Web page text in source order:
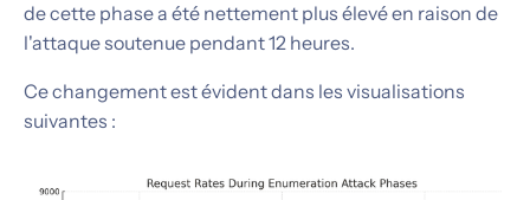
de cette phase a été nettement plus élevé en raison de
l'attaque soutenue pendant 12 heures.
Ce changement est évident dans les visualisations
suivantes :